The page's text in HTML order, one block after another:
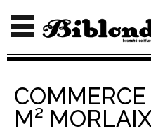
M²